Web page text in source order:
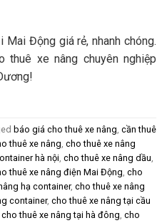
Động giá rẻ, nhanh chóng.
thuê xe nâng chuyên nghiệp
báo giá cho thuê xe nâng, cần thuê
thuê xe nâng, cho thuê xe nâng
hà nội, cho thuê xe nâng dầu,
thuê xe nâng điện Mai Động, cho
hạ container, cho thuê xe nâng
container, cho thuê xe nâng tại cầu
cho thuê xe nâng tại hà đông, cho